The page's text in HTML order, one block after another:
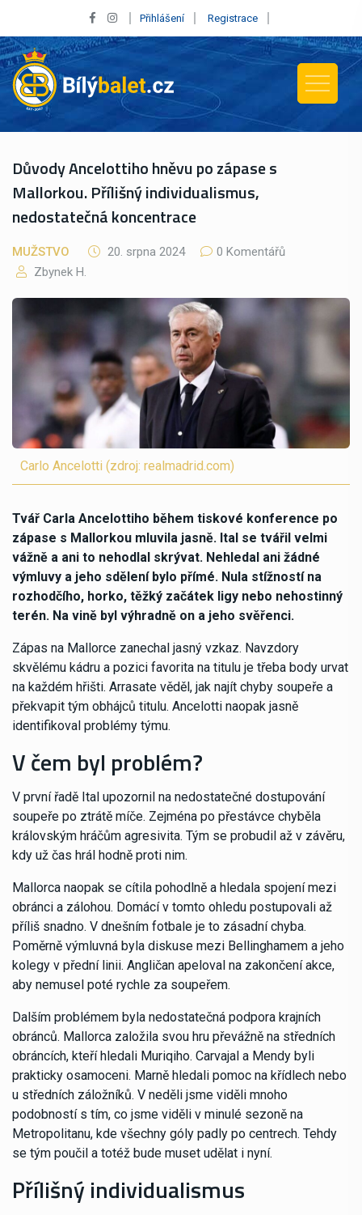
Přihlášení Registrace
Důvody Ancelottiho hněvu po zápase s
Mallorkou. Přílišný individualismus,
nedostatečná koncentrace
MUŽSTVO 20. srpna 2024
0 Komentářů
Zbynek H.
Carlo Ancelotti (zdroj: realmadrid.com)
Tvář Carla Ancelottiho během tiskové konference po
zápase s Mallorkou mluvila jasně. Ital se tvářil velmi
vážně a ani to nehodlal skrývat. Nehledal ani žádné
výmluvy a jeho sdělení bylo přímé. Nula stížností na
rozhodčího, horko, těžký začátek ligy nebo nehostinný
terén. Na vině byl výhradně on a jeho svěřenci.
Zápas na Mallorce zanechal jasný vzkaz. Navzdory
skvělému kádru a pozici favorita na titulu je třeba body urvat
na každém hřišti. Arrasate věděl, jak najít chyby soupeře a
překvapit tým obhájců titulu. Ancelotti naopak jasně
identifikoval problémy týmu.
V čem byl problém?
V první řadě Ital upozornil na nedostatečné dostupování
soupeře po ztrátě míče. Zejména po přestávce chyběla
královským hráčům agresivita. Tým se probudil až v závěru,
kdy už čas hrál hodně proti nim.
Mallorca naopak se cítila pohodlně a hledala spojení mezi
obránci a zálohou. Domácí v tomto ohledu postupovali až
příliš snadno. V dnešním fotbale je to zásadní chyba.
Poměrně výmluvná byla diskuse mezi Bellinghamem a jeho
kolegy v přední linii. Angličan apeloval na zakončení akce,
aby nemusel poté rychle za soupeřem.
Dalším problémem byla nedostatečná podpora krajních
obránců. Mallorca založila svou hru převážně na středních
obráncích, kteří hledali Muriqiho. Carvajal a Mendy byli
prakticky osamoceni. Marně hledali pomoc na křídlech nebo
u středních záložníků. V neděli jsme viděli mnoho
podobností s tím, co jsme viděli v minulé sezoně na
Metropolitanu, kde všechny góly padly po centrech. Tehdy
se tým poučil a totéž bude muset udělat i nyní.
Přílišný individualismus